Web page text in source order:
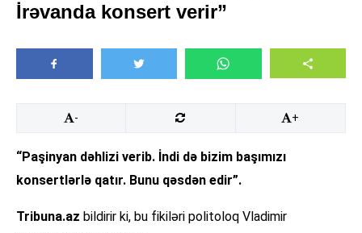
İrəvanda konsert verir”
- +
“Paşinyan dəhlizi verib. İndi də bizim başımızı
konsertlərlə qatır. Bunu qəsdən edir”.
Tribuna.az bildirir ki, bu fikiləri politoloq Vladimir